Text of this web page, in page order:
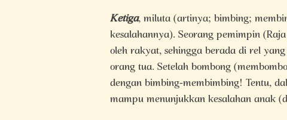
Ketiga, miluta (artinya; bimbing;
kesalahannya). Seorang pemimpin
oleh rakyat, sehingga berada di rel
orang tua. Setelah bombong
dengan bimbing-membimbing! Tentu,
mampu menunjukkan kesalahan anak